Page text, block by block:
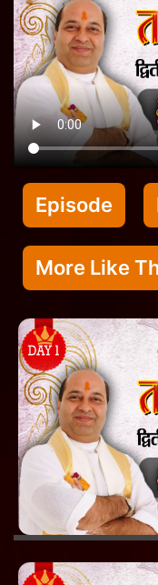
Episode
More Like